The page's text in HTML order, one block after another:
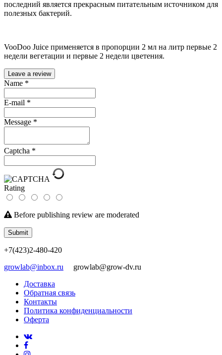
последний является прекрасным питательным источником для
полезных бактерий.
VooDoo Juice применяется в пропорции 2 мл на литр первые 2
недели вегетации и первые 2 недели цветения.
Leave a review
Name *
E-mail *
Message *
Captcha *
Rating
Before publishing review are moderated
Submit
+7(423)2-480-420
growlab@inbox.ru growlab@grow-dv.ru
Доставка
Обратная связь
Контакты
Политика конфиденциальности
Оферта